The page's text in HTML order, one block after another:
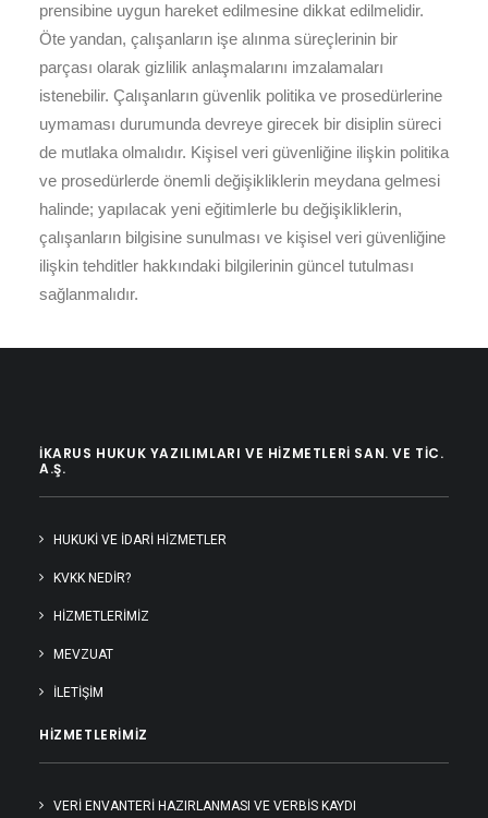
prensibine uygun hareket edilmesine dikkat edilmelidir.
Öte yandan, çalışanların işe alınma süreçlerinin bir
parçası olarak gizlilik anlaşmalarını imzalamaları
istenebilir. Çalışanların güvenlik politika ve prosedürlerine
uymaması durumunda devreye girecek bir disiplin süreci
de mutlaka olmalıdır. Kişisel veri güvenliğine ilişkin politika
ve prosedürlerde önemli değişikliklerin meydana gelmesi
halinde; yapılacak yeni eğitimlerle bu değişikliklerin,
çalışanların bilgisine sunulması ve kişisel veri güvenliğine
ilişkin tehditler hakkındaki bilgilerinin güncel tutulması
sağlanmalıdır.
İKARUS HUKUK YAZILIMLARI VE HIZMETLERI SAN. VE TIC.
A.Ş.
HUKUKI VE İDARI HIZMETLER
KVKK NEDİR?
HIZMETLERIMIZ
MEVZUAT
İLETIŞIM
HIZMETLERIMIZ
VERİ ENVANTERİ HAZIRLANMASI VE VERBİS KAYDI